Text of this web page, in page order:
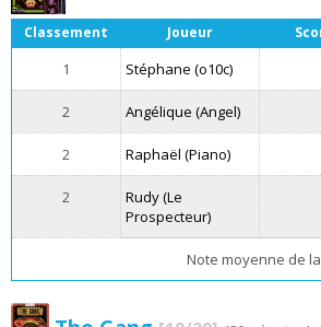
Classement Joueur
1 Stéphane (o10c)
2 Angélique (Angel)
2 Raphaël (Piano)
2
Rudy (Le
Prospecteur)
Note moyenne de